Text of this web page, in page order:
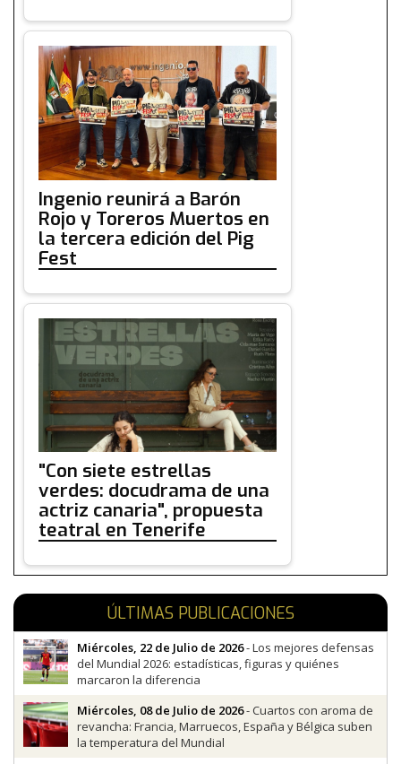
Ingenio reunirá a Barón
Rojo y Toreros Muertos en
la tercera edición del Pig
Fest
"Con siete estrellas
verdes: docudrama de una
actriz canaria", propuesta
teatral en Tenerife
ÚLTIMAS PUBLICACIONES
Miércoles, 22 de Julio de 2026- Los mejores defensas
del Mundial 2026: estadísticas, figuras y quiénes
marcaron la diferencia
Miércoles, 08 de Julio de 2026- Cuartos con aroma de
revancha: Francia, Marruecos, España y Bélgica suben
la temperatura del Mundial